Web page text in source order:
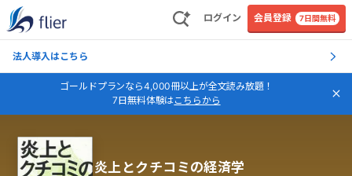
ログイン 会員登録 7日間無料
法人導入はこちら
ゴールドプランなら4,000冊以上が全文読み放題！
7日無料体験はこちらから
炎上とクチコミの経済学